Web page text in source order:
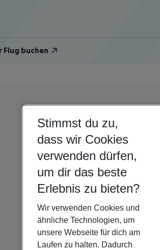
Flug buchen
Stimmst du zu,
dass wir Cookies
verwenden dürfen,
um dir das beste
Erlebnis zu bieten?
Wir verwenden Cookies und
ähnliche Technologien, um
unsere Webseite für dich am
Laufen zu halten. Dadurch